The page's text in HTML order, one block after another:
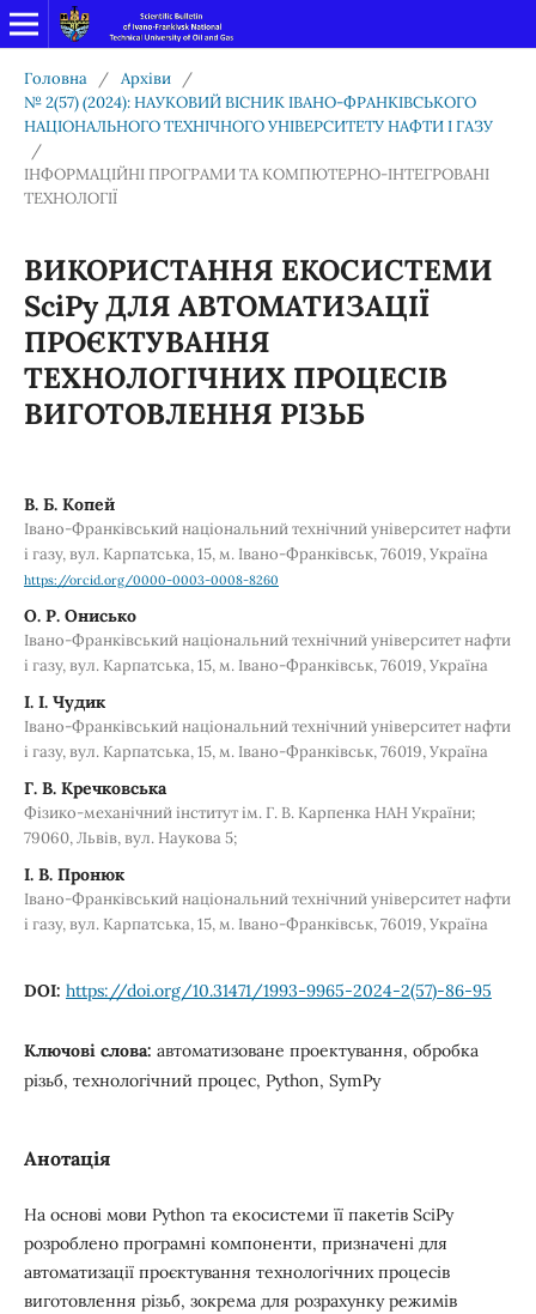
Головна / Архіви
/
№ 2(57) (2024): НАУКОВИЙ ВІСНИК ІВАНО-ФРАНКІВСЬКОГО
НАЦІОНАЛЬНОГО ТЕХНІЧНОГО УНІВЕРСИТЕТУ НАФТИ І ГАЗУ
/
ІНФОРМАЦІЙНІ ПРОГРАМИ ТА КОМПЮТЕРНО-ІНТЕГРОВАНІ
ТЕХНОЛОГІЇ
ВИКОРИСТАННЯ ЕКОСИСТЕМИ
SciPy ДЛЯ АВТОМАТИЗАЦІЇ
ПРОЄКТУВАННЯ
ТЕХНОЛОГІЧНИХ ПРОЦЕСІВ
ВИГОТОВЛЕННЯ РІЗЬБ
В. Б. Копей
Івано-Франківський національний технічний університет нафти
і газу, вул. Карпатська, 15, м. Івано-Франківськ, 76019, Україна
https://orcid.org/0000-0003-0008-8260
О. Р. Онисько
Івано-Франківський національний технічний університет нафти
і газу, вул. Карпатська, 15, м. Івано-Франківськ, 76019, Україна
І. І. Чудик
Івано-Франківський національний технічний університет нафти
і газу, вул. Карпатська, 15, м. Івано-Франківськ, 76019, Україна
Г. В. Кречковська
Фізико-механічний інститут ім. Г. В. Карпенка НАН України;
79060, Львів, вул. Наукова 5;
І. В. Пронюк
Івано-Франківський національний технічний університет нафти
і газу, вул. Карпатська, 15, м. Івано-Франківськ, 76019, Україна
DOI: https://doi.org/10.31471/1993-9965-2024-2(57)-86-95
Ключові слова: автоматизоване проектування, обробка
різьб, технологічний процес, Python, SymPy
Анотація
На основі мови Python та екосистеми її пакетів SciPy
розроблено програмні компоненти, призначені для
автоматизації проєктування технологічних процесів
виготовлення різьб, зокрема для розрахунку режимів